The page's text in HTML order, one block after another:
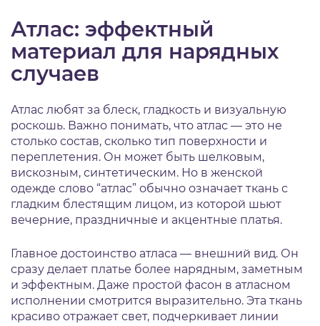
Атлас: эффектный
материал для нарядных
случаев
Атлас любят за блеск, гладкость и визуальную
роскошь. Важно понимать, что атлас — это не
столько состав, сколько тип поверхности и
переплетения. Он может быть шелковым,
вискозным, синтетическим. Но в женской
одежде слово “атлас” обычно означает ткань с
гладким блестящим лицом, из которой шьют
вечерние, праздничные и акцентные платья.
Главное достоинство атласа — внешний вид. Он
сразу делает платье более нарядным, заметным
и эффектным. Даже простой фасон в атласном
исполнении смотрится выразительно. Эта ткань
красиво отражает свет, подчеркивает линии